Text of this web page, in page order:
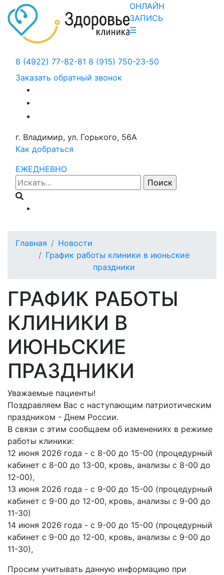
ОНЛАЙН
ЗАПИСЬ
☰
8 (4922) 77-82-81 8 (915) 750-23-50
Заказать обратный звонок
г. Владимир, ул. Горького, 56А
Как добраться
ЕЖЕДНЕВНО
Главная
Новости
График работы клиники в июньские
праздники
ГРАФИК РАБОТЫ
КЛИНИКИ В
ИЮНЬСКИЕ
ПРАЗДНИКИ
Уважаемые пациенты!
Поздравляем Вас с наступающим патриотическим
праздником - Днем России.
В связи с этим сообщаем об изменениях в режиме
работы клиники:
12 июня 2026 года - с 8-00 до 15-00 (процедурный
кабинет с 8-00 до 13-00, кровь, анализы с 8-00 до
12-00),
13 июня 2026 года - с 9-00 до 15-00 (процедурный
кабинет с 9-00 до 12-00, кровь, анализы с 9-00 до
11-30)
14 июня 2026 года - с 9-00 до 15-00 (процедурный
кабинет с 9-00 до 12-00, кровь, анализы с 9-00 до
11-30),
Просим учитывать данную информацию при